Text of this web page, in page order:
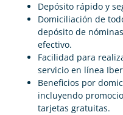
Depósito rápido y
Domiciliación de
depósito de
efectivo.
Facilidad para
servicio en línea
Beneficios por
incluyendo
tarjetas gratuitas.